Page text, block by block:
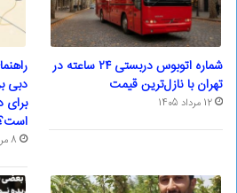
شماره اتوبوس دربستی ۲۴ ساعته در
تهران با نازل‌ترین قیمت
12 مرداد 1405
دبی
8 مرداد 1405